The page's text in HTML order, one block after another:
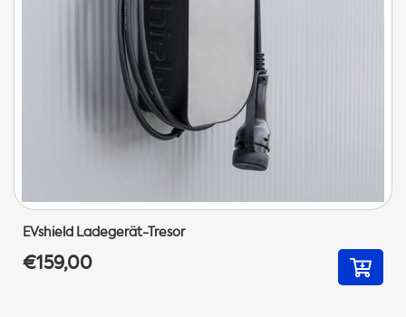
EVshield Ladegerät-Tresor
€159,00